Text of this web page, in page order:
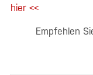
hier <<
Empfehlen